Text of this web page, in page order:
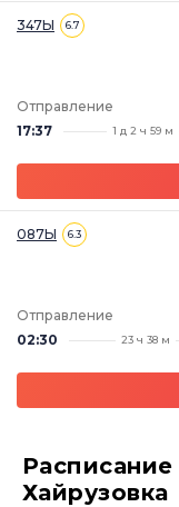
347Ы 6.7
Отправление
17:37
1 д 2 ч 59 м
087Ы 6.3
Отправление
02:30
23 ч 38 м
Хайрузовка